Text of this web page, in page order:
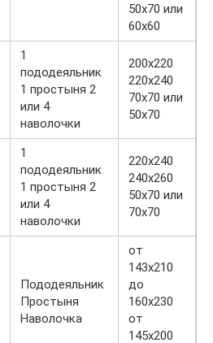
50х70 или
60х60
1
пододеяльник
1 простыня 2
или 4
наволочки
200х220
220х240
70х70 или
50х70
1
пододеяльник
1 простыня 2
или 4
наволочки
220х240
240х260
50х70 или
70х70
Пододеяльник
Простыня
Наволочка
от
143х210
до
160х230
от
145х200